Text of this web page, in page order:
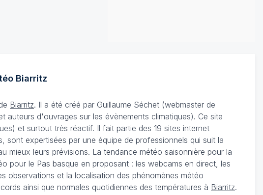
Biarritz
Biarritz. Il a été créé par Guillaume Séchet (webmaster de
d'ouvrages sur les évènements climatiques). Ce site
et surtout très réactif. Il fait partie des 19 sites internet
sont expertisées par une équipe de professionnels qui suit la
leurs prévisions. La tendance météo saisonnière pour la
pour le Pas basque en proposant : les webcams en direct, les
observations et la localisation des phénomènes météo
ainsi que normales quotidiennes des températures à Biarritz.